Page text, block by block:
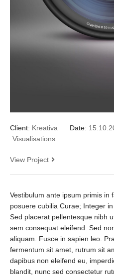
Client: Kreativa Date:
Visualisations
View Project
Vestibulum ante ipsum primis in
posuere cubilia Curae; Integer
Sed placerat pellentesque nibh
sem consequat eleifend. Sed
aliquam. Fusce in sapien leo.
fermentum sit amet, rutrum sit
dapibus non eleifend eu,
blandit, nunc sed consectetur